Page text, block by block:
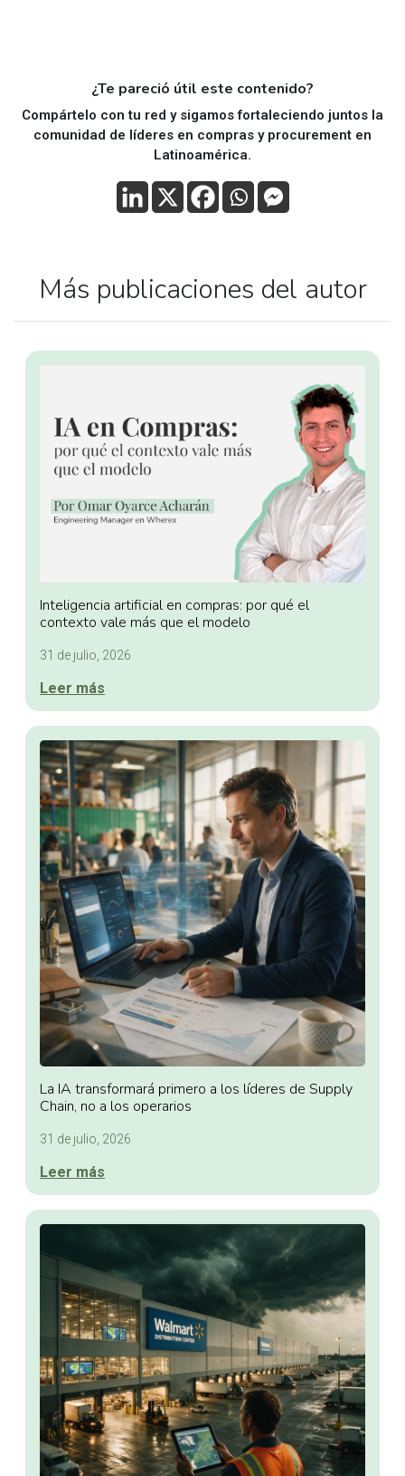
¿Te pareció útil este contenido?
Compártelo con tu red y sigamos fortaleciendo juntos la
comunidad de líderes en compras y procurement en
Latinoamérica.
Más publicaciones del autor
Inteligencia artificial en compras: por qué el
contexto vale más que el modelo
31 de julio, 2026
Leer más
La IA transformará primero a los líderes de Supply
Chain, no a los operarios
31 de julio, 2026
Leer más